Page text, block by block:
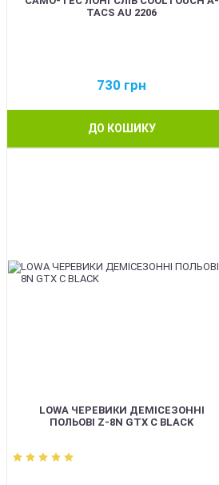
TACS AU 2206
730 грн
ДО КОШИКУ
LOWA ЧЕРЕВИКИ ДЕМІСЕЗОННІ
ПОЛЬОВІ Z-8N GTX C BLACK